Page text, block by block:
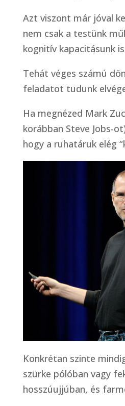
Azt viszont már jóval
nem csak a testünk
kognitív kapacitásunk
Tehát véges számú
feladatot tudunk
Ha megnézed Mark
korábban Steve Jobs-
hogy a ruhatáruk elég
Konkrétan szinte
szürke pólóban vagy
hosszúujjúban, és